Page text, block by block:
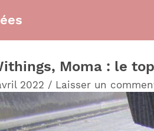
Moma : le
2022 / Laisser un